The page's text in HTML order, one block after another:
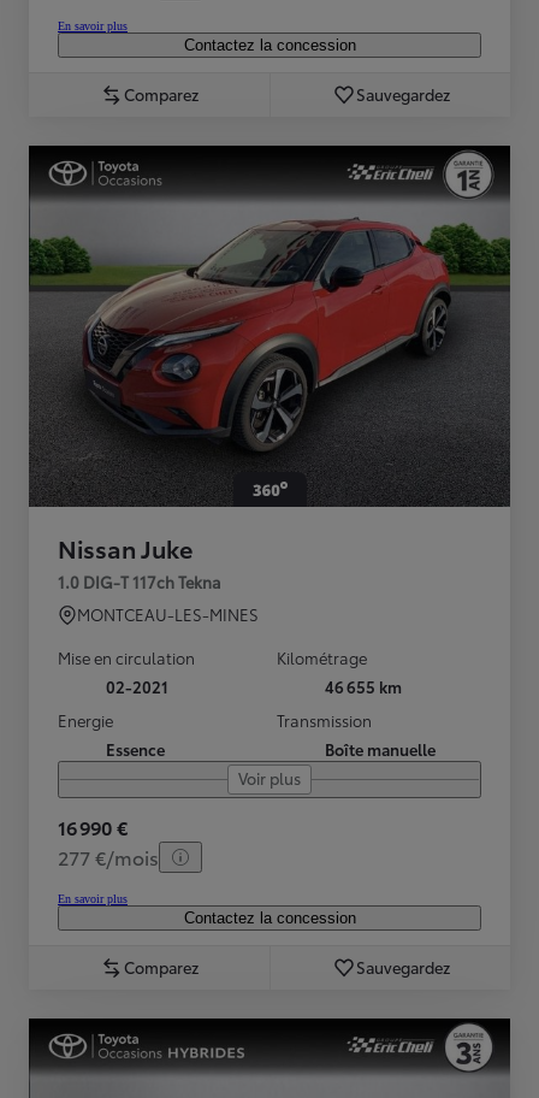
En savoir plus
Contactez la concession
Comparez Sauvegardez
Nissan Juke
1.0 DIG-T 117ch Tekna
MONTCEAU-LES-MINES
Mise en circulation
02-2021
Kilométrage
46 655 km
Energie
Essence
Transmission
Boîte manuelle
Voir plus
16 990 €
277 €/mois
En savoir plus
Contactez la concession
Comparez Sauvegardez